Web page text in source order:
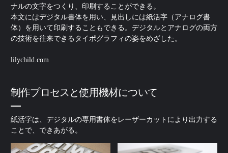
ナルの文字をつくり、印刷することができる。
本文にはデジタル書体を用い、見出しには紙活字（アナログ書
体）を用いて印刷することもできる。デジタルとアナログの両方
の技術を往来できるタイポグラフィの姿をめざした。
lilychild.com
制作プロセスと使用機材について
紙活字は、デジタルの専用書体をレーザーカットにより出力する
ことで、できあがる。